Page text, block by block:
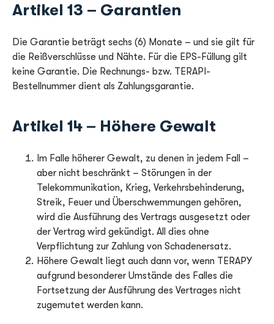
Artikel 13 – Garantien
Die Garantie beträgt sechs (6) Monate – und sie gilt für
die Reißverschlüsse und Nähte. Für die EPS-Füllung gilt
keine Garantie. Die Rechnungs- bzw. TERAPI-
Bestellnummer dient als Zahlungsgarantie.
Artikel 14 – Höhere Gewalt
Im Falle höherer Gewalt, zu denen in jedem Fall –
aber nicht beschränkt – Störungen in der
Telekommunikation, Krieg, Verkehrsbehinderung,
Streik, Feuer und Überschwemmungen gehören,
wird die Ausführung des Vertrags ausgesetzt oder
der Vertrag wird gekündigt. All dies ohne
Verpflichtung zur Zahlung von Schadenersatz.
Höhere Gewalt liegt auch dann vor, wenn TERAPY
aufgrund besonderer Umstände des Falles die
Fortsetzung der Ausführung des Vertrages nicht
zugemutet werden kann.